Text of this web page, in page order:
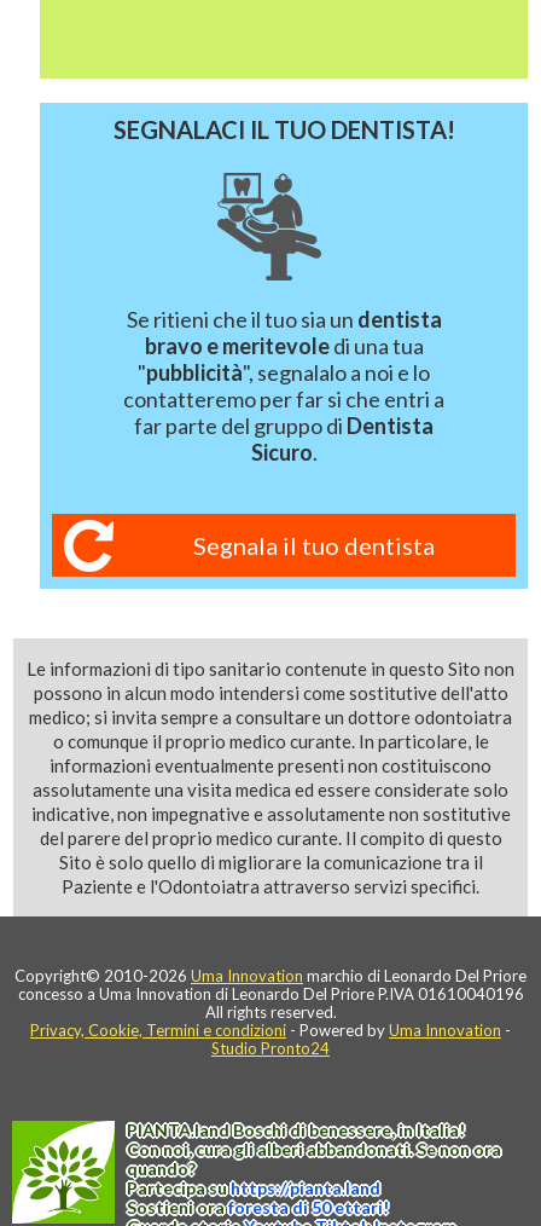
SEGNALACI IL TUO DENTISTA!
Se ritieni che il tuo sia un dentista
bravo e meritevoledi una tua
"pubblicità", segnalalo a noi e lo
contatteremo per far si che entri a
far parte del gruppo di Dentista
Sicuro.
Segnala il tuo dentista
Le informazioni di tipo sanitario contenute in questo Sito non
possono in alcun modo intendersi come sostitutive dell'atto
medico; si invita sempre a consultare un dottore odontoiatra
o comunque il proprio medico curante. In particolare, le
informazioni eventualmente presenti non costituiscono
assolutamente una visita medica ed essere considerate solo
indicative, non impegnative e assolutamente non sostitutive
del parere del proprio medico curante. Il compito di questo
Sito è solo quello di migliorare la comunicazione tra il
Paziente e l'Odontoiatra attraverso servizi specifici.
Copyright© 2010-2026 Uma Innovation marchio di Leonardo Del Priore
concesso a Uma Innovation di Leonardo Del Priore P.IVA 01610040196
All rights reserved.
Privacy, Cookie, Termini e condizioni - Powered byUma Innovation -
Studio Pronto24
PIANTA.landBoschi di benessere, in Italia!
Con noi, cura gli alberi abbandonati. Se non ora
quando?
Partecipa suhttps://pianta.land
Sostieni oraforesta di 50 ettari!